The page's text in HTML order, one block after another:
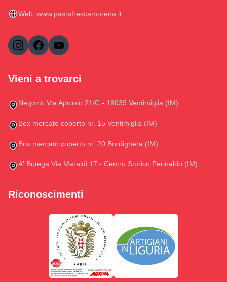
Web: www.pastafrescamorena.it
Vieni a trovarci
Negozio Via Aprosio 21/C - 18039 Ventimiglia (IM)
Box mercato coperto nr. 15 Ventimiglia (IM)
Box mercato coperto nr. 20 Bordighera (IM)
A' Butega Via Maraldi 17 - Centro Storico Perinaldo (IM)
Riconoscimenti